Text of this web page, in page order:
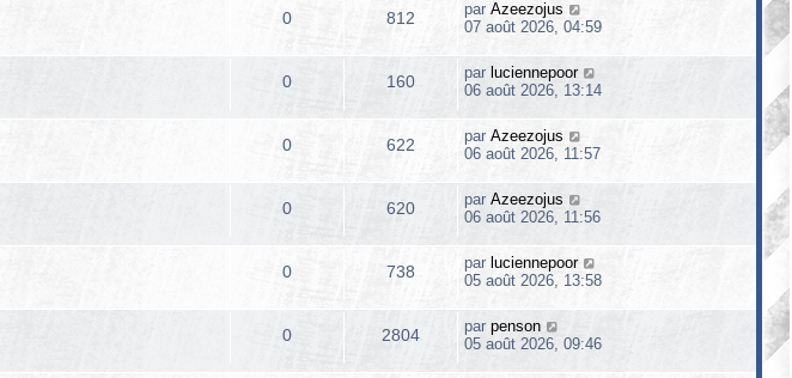
0 812 par Azeezojus
07 août 2026, 04:59
0 160 par luciennepoor
06 août 2026, 13:14
0 622 par Azeezojus
06 août 2026, 11:57
0 620 par Azeezojus
06 août 2026, 11:56
0 738 par luciennepoor
05 août 2026, 13:58
0 2804 par penson
05 août 2026, 09:46